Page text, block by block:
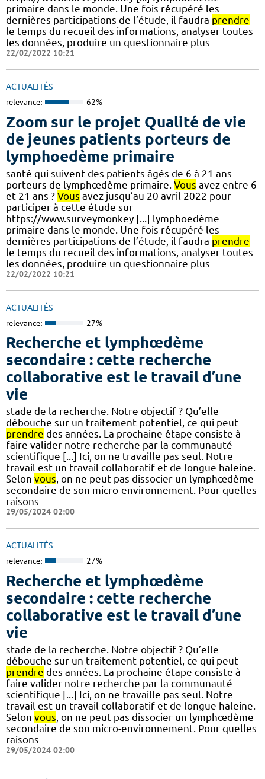
primaire dans le monde. Une fois récupéré les
dernières participations de l’étude, il faudra prendre
le temps du recueil des informations, analyser toutes
les données, produire un questionnaire plus
22/02/2022 10:21
ACTUALITÉS
relevance: 62%
Zoom sur le projet Qualité de vie
de jeunes patients porteurs de
lymphoedème primaire
santé qui suivent des patients âgés de 6 à 21 ans
porteurs de lymphœdème primaire. Vous avez entre 6
et 21 ans ? Vous avez jusqu’au 20 avril 2022 pour
participer à cette étude sur
https://www.surveymonkey [...] lymphoedème
primaire dans le monde. Une fois récupéré les
dernières participations de l’étude, il faudra prendre
le temps du recueil des informations, analyser toutes
les données, produire un questionnaire plus
22/02/2022 10:21
ACTUALITÉS
relevance: 27%
Recherche et lymphœdème
secondaire : cette recherche
collaborative est le travail d’une
vie
stade de la recherche. Notre objectif ? Qu’elle
débouche sur un traitement potentiel, ce qui peut
prendre des années. La prochaine étape consiste à
faire valider notre recherche par la communauté
scientifique [...] Ici, on ne travaille pas seul. Notre
travail est un travail collaboratif et de longue haleine.
Selon vous, on ne peut pas dissocier un lymphœdème
secondaire de son micro-environnement. Pour quelles
raisons
29/05/2024 02:00
ACTUALITÉS
relevance: 27%
Recherche et lymphœdème
secondaire : cette recherche
collaborative est le travail d’une
vie
stade de la recherche. Notre objectif ? Qu’elle
débouche sur un traitement potentiel, ce qui peut
prendre des années. La prochaine étape consiste à
faire valider notre recherche par la communauté
scientifique [...] Ici, on ne travaille pas seul. Notre
travail est un travail collaboratif et de longue haleine.
Selon vous , on ne peut pas dissocier un lymphœdème
secondaire de son micro-environnement. Pour quelles
raisons
29/05/2024 02:00